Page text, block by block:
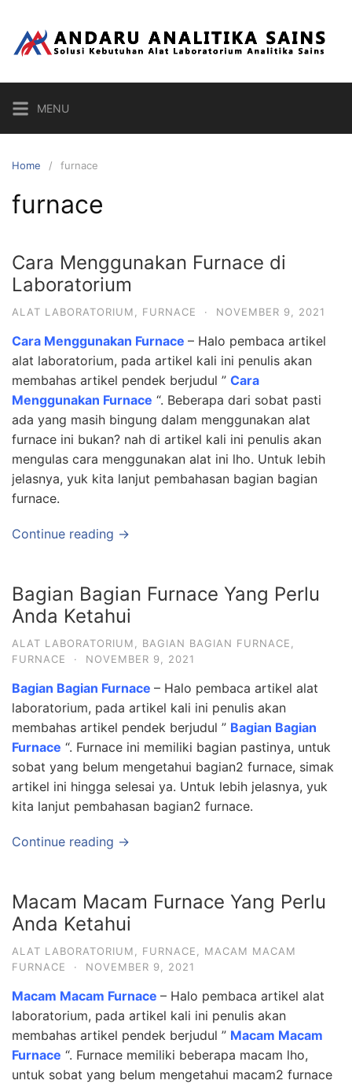
content
MENU
Home furnace
furnace
Cara Menggunakan Furnace di
Laboratorium
ALAT LABORATORIUM FURNACE · NOVEMBER 9, 2021
Cara Menggunakan Furnace – Halo pembaca artikel
alat laboratorium, pada artikel kali ini penulis akan
membahas artikel pendek berjudul ” Cara
Menggunakan Furnace “. Beberapa dari sobat pasti
ada yang masih bingung dalam menggunakan alat
furnace ini bukan? nah di artikel kali ini penulis akan
mengulas cara menggunakan alat ini lho. Untuk lebih
jelasnya, yuk kita lanjut pembahasan bagian bagian
furnace.
Continue reading →
Bagian Bagian Furnace Yang Perlu
Anda Ketahui
ALAT LABORATORIUM BAGIAN BAGIAN FURNACE
FURNACE
· NOVEMBER 9, 2021
Bagian Bagian Furnace – Halo pembaca artikel alat
laboratorium, pada artikel kali ini penulis akan
membahas artikel pendek berjudul ” Bagian Bagian
Furnace “. Furnace ini memiliki bagian pastinya, untuk
sobat yang belum mengetahui bagian2 furnace, simak
artikel ini hingga selesai ya. Untuk lebih jelasnya, yuk
kita lanjut pembahasan bagian2 furnace.
Continue reading →
Macam Macam Furnace Yang Perlu
Anda Ketahui
ALAT LABORATORIUM FURNACE
MACAM MACAM
FURNACE
· NOVEMBER 9, 2021
Macam Macam Furnace – Halo pembaca artikel alat
laboratorium, pada artikel kali ini penulis akan
membahas artikel pendek berjudul ” Macam Macam
Furnace “. Furnace memiliki beberapa macam lho,
untuk sobat yang belum mengetahui macam2 furnace